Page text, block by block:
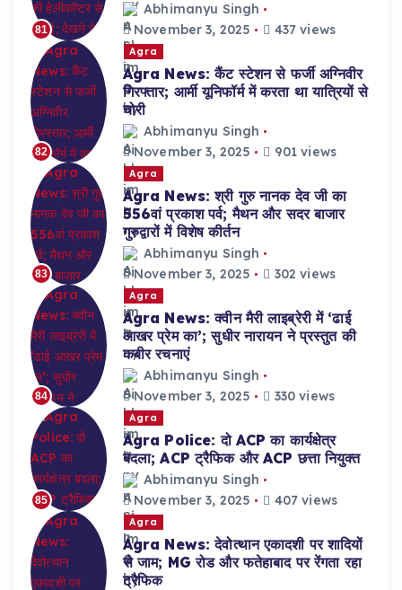
81
Abhimanyu Singh
November 3, 2025
437 views
82
Agra
Agra News: कैंट स्टेशन से फर्जी अग्निवीर
गिरफ्तार; आर्मी यूनिफॉर्म में करता था यात्रियों से
चोरी
Abhimanyu Singh
November 3, 2025
901 views
83
Agra
Agra News: श्री गुरु नानक देव जी का
556वां प्रकाश पर्व; मैथन और सदर बाजार
गुरुद्वारों में विशेष कीर्तन
Abhimanyu Singh
November 3, 2025
302 views
84
Agra
Agra News: क्वीन मैरी लाइब्रेरी में ‘ढाई
आखर प्रेम का’; सुधीर नारायन ने प्रस्तुत की
कबीर रचनाएं
Abhimanyu Singh
November 3, 2025
330 views
85
Agra
Agra Police: दो ACP का कार्यक्षेत्र
बदला; ACP ट्रैफिक और ACP छत्ता नियुक्त
Abhimanyu Singh
November 3, 2025
407 views
Agra
Agra News: देवोत्थान एकादशी पर शादियों
से जाम; MG रोड और फतेहाबाद पर रेंगता रहा
ट्रैफिक